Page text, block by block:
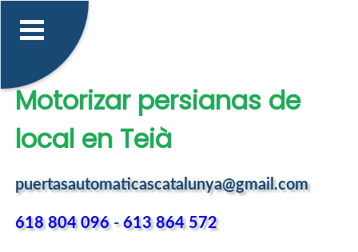
Motorizar persianas de
local en Teià
puertasautomaticascatalunya@gmail.com
618 804 096 -613 864 572